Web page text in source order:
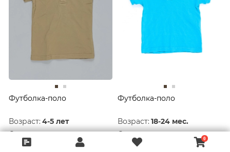
Футболка-поло
Возраст: 4-5 лет
Состояние:Отличное
301 руб.
Футболка-поло
Возраст: 18-24 мес.
Состояние:Хорошее